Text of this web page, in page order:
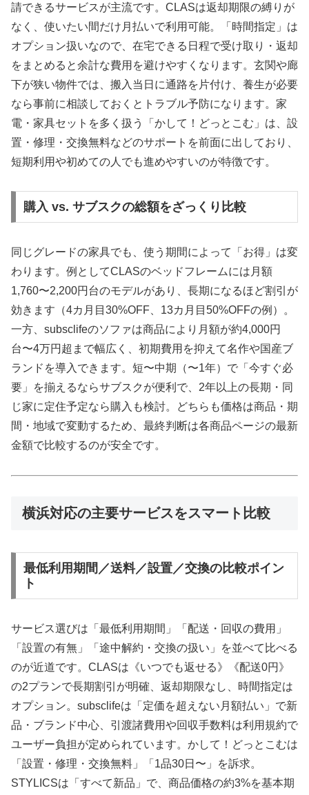
請できるサービスが主流です。CLASは返却期限の縛りが
なく、使いたい間だけ月払いで利用可能。「時間指定」は
オプション扱いなので、在宅できる日程で受け取り・返却
をまとめると余計な費用を避けやすくなります。玄関や廊
下が狭い物件では、搬入当日に通路を片付け、養生が必要
なら事前に相談しておくとトラブル予防になります。家
電・家具セットを多く扱う「かして！どっとこむ」は、設
置・修理・交換無料などのサポートを前面に出しており、
短期利用や初めての人でも進めやすいのが特徴です。
購入 vs. サブスクの総額をざっくり比較
同じグレードの家具でも、使う期間によって「お得」は変
わります。例としてCLASのベッドフレームには月額
1,760〜2,200円台のモデルがあり、長期になるほど割引が
効きます（4カ月目30%OFF、13カ月目50%OFFの例）。
一方、subsclifeのソファは商品により月額が約4,000円
台〜4万円超まで幅広く、初期費用を抑えて名作や国産ブ
ランドを導入できます。短〜中期（〜1年）で「今すぐ必
要」を揃えるならサブスクが便利で、2年以上の長期・同
じ家に定住予定なら購入も検討。どちらも価格は商品・期
間・地域で変動するため、最終判断は各商品ページの最新
金額で比較するのが安全です。
横浜対応の主要サービスをスマート比較
最低利用期間／送料／設置／交換の比較ポイン
ト
サービス選びは「最低利用期間」「配送・回収の費用」
「設置の有無」「途中解約・交換の扱い」を並べて比べる
のが近道です。CLASは《いつでも返せる》《配送0円》
の2プランで長期割引が明確、返却期限なし、時間指定は
オプション。subsclifeは「定価を超えない月額払い」で新
品・ブランド中心、引渡諸費用や回収手数料は利用規約で
ユーザー負担が定められています。かして！どっとこむは
「設置・修理・交換無料」「1品30日〜」を訴求。
STYLICSは「すべて新品」で、商品価格の約3%を基本期